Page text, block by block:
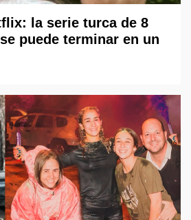
la serie turca de 8
puede terminar en un